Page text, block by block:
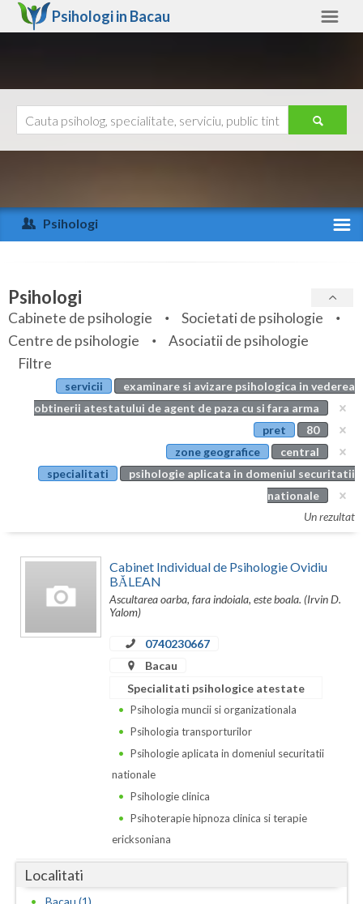
Psihologi in Bacau
Arad
Arges
Bihor
Bistrita-Nasaud
Botosani
Braila
Bucuresti
Calarasi
Constanta
Harghita
Hunedoara
Ajutor
Psihologi
Specialitati
Servicii
Articole
Evenimente
Psihologi
Cabinete de psihologie
Societati de psihologie
Centre de psihologie
Asociatii de psihologie
Filtre
servicii
examinare si avizare psihologica in vederea
obtinerii atestatului de agent de paza cu si fara arma
pret
80
zone geografice
central
specialitati
psihologie aplicata in domeniul securitatii
nationale
Un rezultat
Cabinet Individual de Psihologie Ovidiu
BĂLEAN
Ascultarea oarba, fara indoiala, este boala. (Irvin D.
Yalom)
0740230667
Bacau
Specialitati psihologice atestate
Psihologia muncii si organizationala
Psihologia transporturilor
Psihologie aplicata in domeniul securitatii
nationale
Psihologie clinica
Psihoterapie hipnoza clinica si terapie
ericksoniana
Localitati
Bacau (1)